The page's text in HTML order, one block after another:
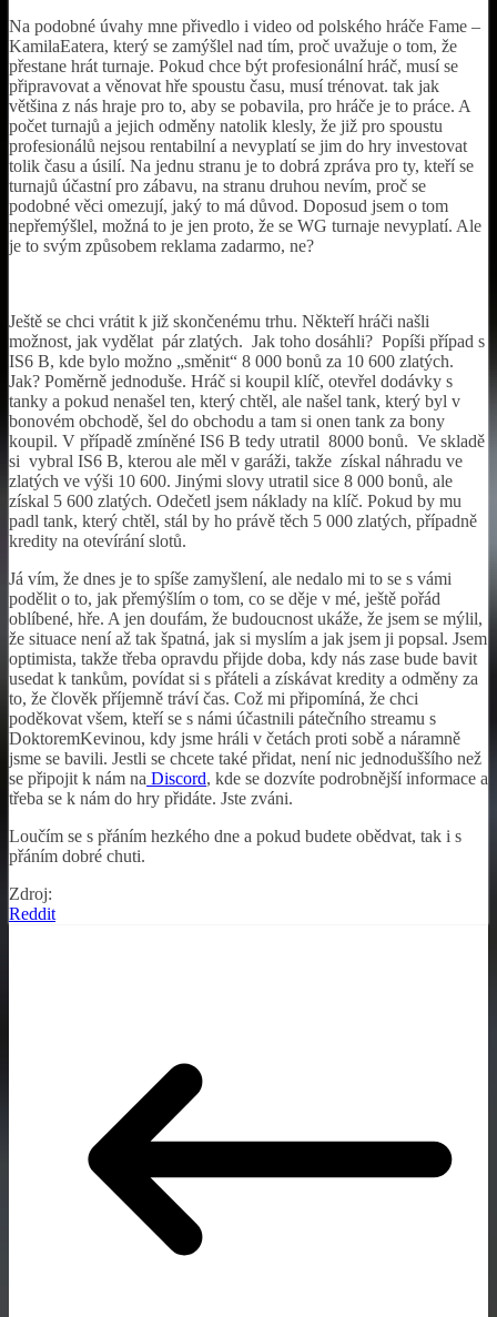
Na podobné úvahy mne přivedlo i video od polského hráče Fame –
KamilaEatera, který se zamýšlel nad tím, proč uvažuje o tom, že
přestane hrát turnaje. Pokud chce být profesionální hráč, musí se
připravovat a věnovat hře spoustu času, musí trénovat. tak jak
většina z nás hraje pro to, aby se pobavila, pro hráče je to práce. A
počet turnajů a jejich odměny natolik klesly, že již pro spoustu
profesionálů nejsou rentabilní a nevyplatí se jim do hry investovat
tolik času a úsilí. Na jednu stranu je to dobrá zpráva pro ty, kteří se
turnajů účastní pro zábavu, na stranu druhou nevím, proč se
podobné věci omezují, jaký to má důvod. Doposud jsem o tom
nepřemýšlel, možná to je jen proto, že se WG turnaje nevyplatí. Ale
je to svým způsobem reklama zadarmo, ne?
Ještě se chci vrátit k již skončenému trhu. Někteří hráči našli
možnost, jak vydělat pár zlatých. Jak toho dosáhli? Popíši případ s
IS6 B, kde bylo možno „směnit“ 8 000 bonů za 10 600 zlatých.
Jak? Poměrně jednoduše. Hráč si koupil klíč, otevřel dodávky s
tanky a pokud nenašel ten, který chtěl, ale našel tank, který byl v
bonovém obchodě, šel do obchodu a tam si onen tank za bony
koupil. V případě zmíněné IS6 B tedy utratil 8000 bonů. Ve skladě
si vybral IS6 B, kterou ale měl v garáži, takže získal náhradu ve
zlatých ve výši 10 600. Jinými slovy utratil sice 8 000 bonů, ale
získal 5 600 zlatých. Odečetl jsem náklady na klíč. Pokud by mu
padl tank, který chtěl, stál by ho právě těch 5 000 zlatých, případně
kredity na otevírání slotů.
Já vím, že dnes je to spíše zamyšlení, ale nedalo mi to se s vámi
podělit o to, jak přemýšlím o tom, co se děje v mé, ještě pořád
oblíbené, hře. A jen doufám, že budoucnost ukáže, že jsem se mýlil,
že situace není až tak špatná, jak si myslím a jak jsem ji popsal. Jsem
optimista, takže třeba opravdu přijde doba, kdy nás zase bude bavit
usedat k tankům, povídat si s přáteli a získávat kredity a odměny za
to, že člověk příjemně tráví čas. Což mi připomíná, že chci
poděkovat všem, kteří se s námi účastnili pátečního streamu s
DoktoremKevinou, kdy jsme hráli v četách proti sobě a náramně
jsme se bavili. Jestli se chcete také přidat, není nic jednoduššího než
se připojit k nám na Discord, kde se dozvíte podrobnější informace a
třeba se k nám do hry přidáte. Jste zváni.
Loučím se s přáním hezkého dne a pokud budete obědvat, tak i s
přáním dobré chuti.
Zdroj:
Reddit